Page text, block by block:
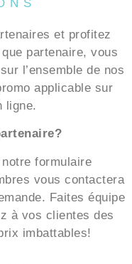
partenaire, vous
l’ensemble de nos
applicable sur
ligne.
formulaire
vous contactera
Faites équipe
à vos clientes des
imbattables!